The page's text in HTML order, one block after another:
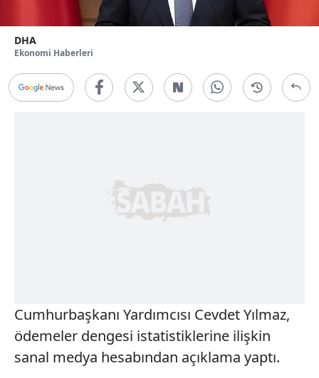
DHA
Ekonomi Haberleri
Cumhurbaşkanı Yardımcısı Cevdet Yılmaz,
ödemeler dengesi istatistiklerine ilişkin
sanal medya hesabından açıklama yaptı.